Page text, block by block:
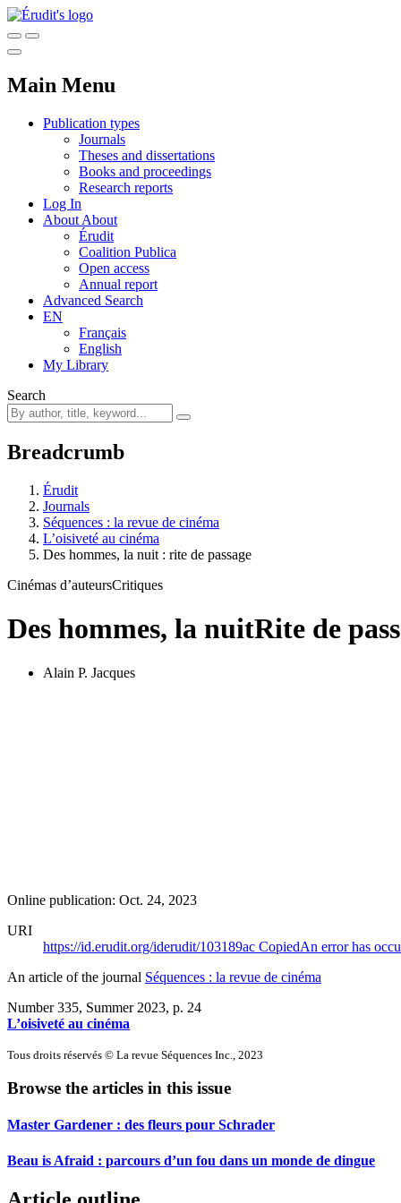
Main Menu
Publication types
Journals
Theses and dissertations
Books and proceedings
Research reports
Log In
About About
Érudit
Coalition Publica
Open access
Annual report
Advanced Search
EN
Français
English
My Library
Search
Breadcrumb
Érudit
Journals
Séquences : la revue de cinéma
L’oisiveté au cinéma
Des hommes, la nuit : rite de passage
Cinémas d’auteursCritiques
Des hommes, la nuitRite de
Alain P. Jacques
Online publication: Oct. 24, 2023
URI
https://id.erudit.org/iderudit/103189ac CopiedAn error has
An article of the journal Séquences : la revue de cinéma
Number 335, Summer 2023, p. 24
L’oisiveté au cinéma
Tous droits réservés © La revue Séquences Inc., 2023
Browse the articles in this issue
Master Gardener : des fleurs pour Schrader
Beau is Afraid : parcours d’un fou dans un monde de dingue